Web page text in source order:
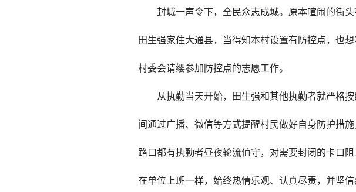
封城一声令下，全民众志成城。原本喧闹的街
田生强家住大通县，当得知本村设置有防控点，也
村委会请缨参加防控点的志愿工作。
从执勤当天开始，田生强和其他执勤者就严格
间通过广播、微信等方式提醒村民做好自身防护措
路口都有执勤者昼夜轮流值守，对需要封闭的卡口
在单位上班一样，始终热情乐观、认真尽责，并坚信